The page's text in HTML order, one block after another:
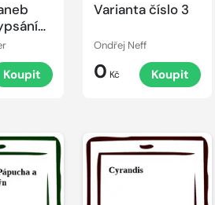
Koupit
Varianta číslo 3
Ondřej Neff
0 Kč Koupit